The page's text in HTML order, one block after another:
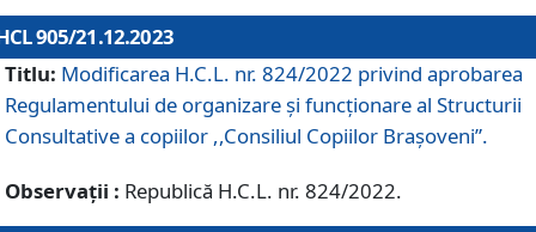
905/21.12.2023
Titlu: Modificarea H.C.L. nr. 824/2022 privind aprobarea
Regulamentului de organizare şi funcţionare al Structurii
Consultative a copiilor ,,Consiliul Copiilor Braşoveni”.
Observații : Republică H.C.L. nr. 824/2022.